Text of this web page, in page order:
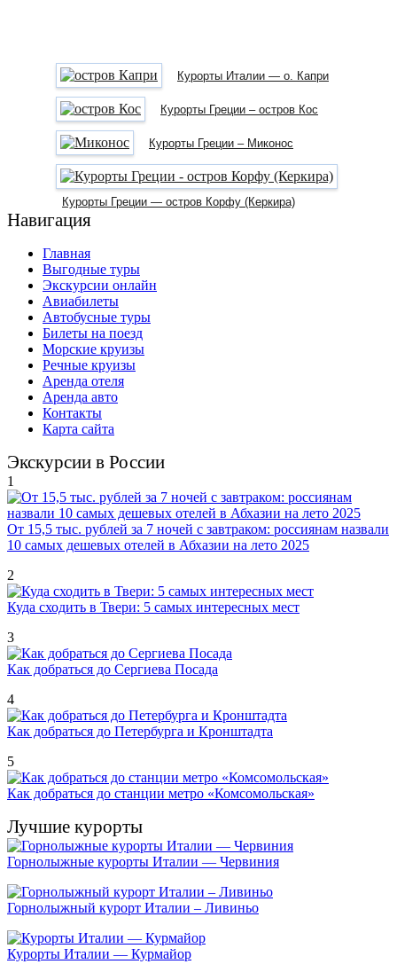
Курорты Италии — о. Капри
Курорты Греции – остров Кос
Курорты Греции – Миконос
Курорты Греции — остров Корфу (Керкира)
Навигация
Главная
Выгодные туры
Экскурсии онлайн
Авиабилеты
Автобусные туры
Билеты на поезд
Морские круизы
Речные круизы
Аренда отеля
Аренда авто
Контакты
Карта сайта
Экскурсии в России
1
От 15,5 тыс. рублей за 7 ночей с завтраком: россиянам назвали
10 самых дешевых отелей в Абхазии на лето 2025
2
Куда сходить в Твери: 5 самых интересных мест
3
Как добраться до Сергиева Посада
4
Как добраться до Петербурга и Кронштадта
5
Как добраться до станции метро «Комсомольская»
Лучшие курорты
Горнолыжные курорты Италии — Червиния
Горнолыжный курорт Италии – Ливиньо
Курорты Италии — Курмайор